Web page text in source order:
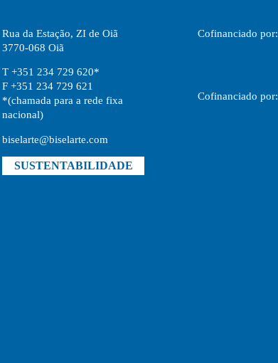
Rua da Estação, ZI de Oiã
3770-068 Oiã
T +351 234 729 620*
F +351 234 729 621
*(chamada para a rede fixa
nacional)
biselarte@biselarte.com
SUSTENTABILIDADE
Cofinanciado por:
Cofinanciado por: